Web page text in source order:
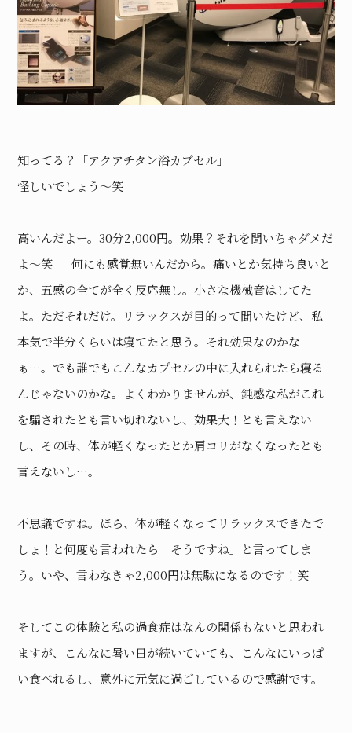
知ってる？「アクアチタン浴カプセル」
怪しいでしょう〜笑
高いんだよー。30分2,000円。効果？それを聞いちゃダメだ
よ〜笑 何にも感覚無いんだから。痛いとか気持ち良いと
か、五感の全てが全く反応無し。小さな機械音はしてた
よ。ただそれだけ。リラックスが目的って聞いたけど、私
本気で半分くらいは寝てたと思う。それ効果なのかな
ぁ…。でも誰でもこんなカプセルの中に入れられたら寝る
んじゃないのかな。よくわかりませんが、鈍感な私がこれ
を騙されたとも言い切れないし、効果大！とも言えない
し、その時、体が軽くなったとか肩コリがなくなったとも
言えないし…。
不思議ですね。ほら、体が軽くなってリラックスできたで
しょ！と何度も言われたら「そうですね」と言ってしま
う。いや、言わなきゃ2,000円は無駄になるのです！笑
そしてこの体験と私の過食症はなんの関係もないと思われ
ますが、こんなに暑い日が続いていても、こんなにいっぱ
い食べれるし、意外に元気に過ごしているので感謝です。